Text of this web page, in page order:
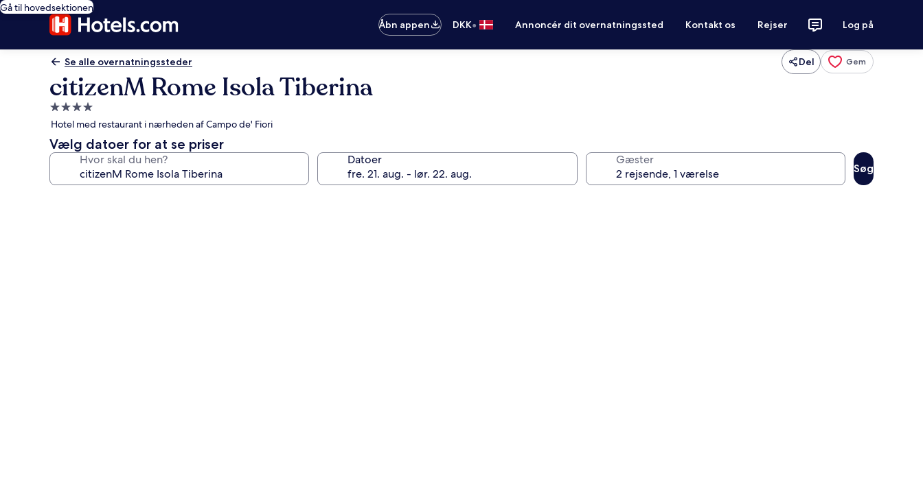
Gå til hovedsektionen
Åbn appen
DKK• Annoncér dit overnatningssted Kontakt os Rejser Log på
Se alle overnatningssteder Del Gem
citizenM Rome Isola Tiberina
4.0-
stjernet
overnatningssted
Hotel med restaurant i nærheden af Campo de' Fiori
Vælg datoer for at se priser
Hvor skal du hen? Datoer Gæster
Søg